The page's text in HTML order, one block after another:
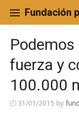
content
Fundación
fuerza y
100.000
31/01/2015 by